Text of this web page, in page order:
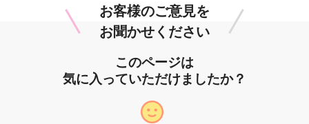
お客様のご意見を
お聞かせください
このページは
気に入っていただけましたか？